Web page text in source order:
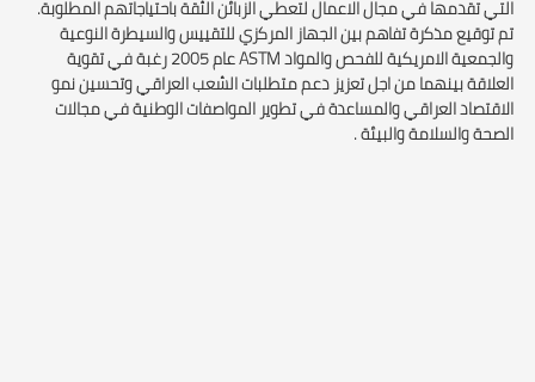
التي تقدمها في مجال الاعمال لتعطي الزبائن الثقة باحتياجاتهم المطلوبة.
تم توقيع مذكرة تفاهم بين الجهاز المركزي للتقييس والسيطرة النوعية
والجمعية الامريكية للفحص والمواد ASTM عام 2005 رغبة في تقوية
العلاقة بينهما من اجل تعزيز دعم متطلبات الشعب العراقي وتحسين نمو
الاقتصاد العراقي والمساعدة في تطوير المواصفات الوطنية في مجالات
الصحة والسلامة والبيئة .